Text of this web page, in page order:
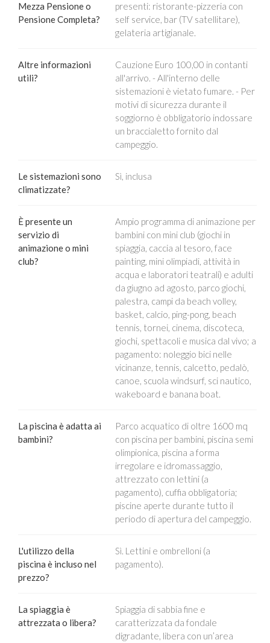
Mezza Pensione o
Pensione Completa?
presenti: ristorante-pizzeria con
self service, bar (TV satellitare),
gelateria artigianale.
Altre informazioni
utili?
Cauzione Euro 100,00 in contanti
all'arrivo. - All'interno delle
sistemazioni è vietato fumare. - Per
motivi di sicurezza durante il
soggiorno è obbligatorio indossare
un braccialetto fornito dal
campeggio.
Le sistemazioni sono
climatizzate?
Sì, inclusa
È presente un
servizio di
animazione o mini
club?
Ampio programma di animazione per
bambini con mini club (giochi in
spiaggia, caccia al tesoro, face
painting, mini olimpiadi, attività in
acqua e laboratori teatrali) e adulti
da giugno ad agosto, parco giochi,
palestra, campi da beach volley,
basket, calcio, ping-pong, beach
tennis, tornei, cinema, discoteca,
giochi, spettacoli e musica dal vivo; a
pagamento: noleggio bici nelle
vicinanze, tennis, calcetto, pedalò,
canoe, scuola windsurf, sci nautico,
wakeboard e banana boat.
La piscina è adatta ai
bambini?
Parco acquatico di oltre 1600 mq
con piscina per bambini, piscina semi
olimpionica, piscina a forma
irregolare e idromassaggio,
attrezzato con lettini (a
pagamento), cuffia obbligatoria;
piscine aperte durante tutto il
periodo di apertura del campeggio.
L'utilizzo della
piscina è incluso nel
prezzo?
Sì. Lettini e ombrelloni (a
pagamento).
La spiaggia è
attrezzata o libera?
Spiaggia di sabbia fine e
caratterizzata da fondale
digradante, libera con un’area